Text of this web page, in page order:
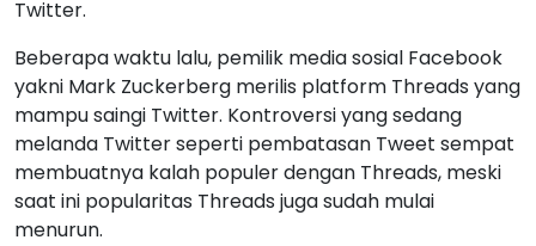
Twitter.
Beberapa waktu lalu, pemilik media sosial Facebook
yakni Mark Zuckerberg merilis platform Threads yang
mampu saingi Twitter. Kontroversi yang sedang
melanda Twitter seperti pembatasan Tweet sempat
membuatnya kalah populer dengan Threads, meski
saat ini popularitas Threads juga sudah mulai
menurun.